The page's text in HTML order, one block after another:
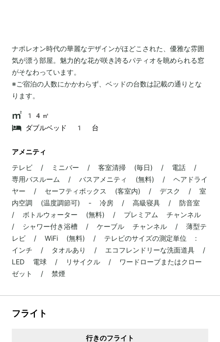
ナポレオン時代の華麗なデザインがほどこされた、優雅な雰囲
気が漂う部屋。魅力的な花が咲き誇るパティオを眺められる窓
がそなわっています。
※ご宿泊の人数にかかわらず、ベッドの台数は記載の通りとな
ります。
14㎡
ダブルベッド 1 台
アメニティ
テレビ / ミニバー / 客室清掃 (毎日) / 電話 /
専用バスルーム / バスアメニティ (無料) / ヘアドライ
ヤー / セーフティボックス (客室内) / デスク / 室
内空調 (温度調節可) - 冷房 / 高級寝具 / 防音室
/ ボトルウォーター (無料) / プレミアム チャンネル
/ シャワー付き浴槽 / ケーブル チャンネル / 薄型テ
レビ / WiFi (無料) / テレビのサイズの測定単位 :
インチ / タオルあり / エコフレンドリーな洗面道具 /
LED 電球 / リサイクル / ワードローブまたはクロー
ゼット / 禁煙
フライト
行きのフライト